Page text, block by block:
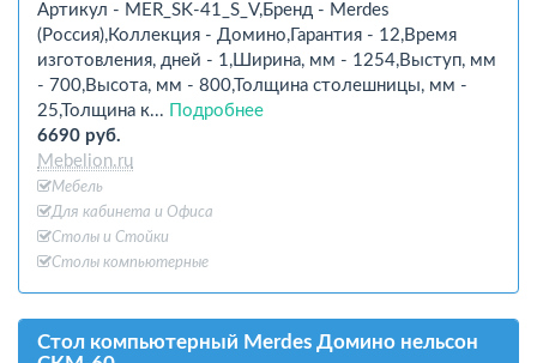
Артикул - MER_SK-41_S_V,Бренд - Merdes
(Россия),Коллекция - Домино,Гарантия - 12,Время
изготовления, дней - 1,Ширина, мм - 1254,Выступ, мм
- 700,Высота, мм - 800,Толщина столешницы, мм -
25,Толщина к...
Подробнее
6690 руб.
Mebelion.ru
Мебель
Для кабинета и Офиcа
Столы и Стойки
Столы компьютерные
Стол компьютерный Merdes Домино нельсон